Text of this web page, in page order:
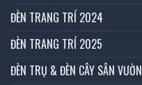
ĐÈN TRANG TRÍ 2024
ĐÈN TRANG TRÍ 2025
ĐÈN TRỤ & ĐÈN CÂY SÂN VƯỜN